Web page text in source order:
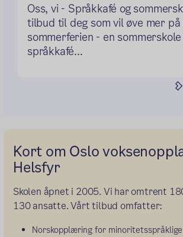
Oss, vi - Språkkafé og
tilbud til deg som vil øve mer
sommerferien - en
språkkafé...
Kort om Oslo
Helsfyr
Skolen åpnet i 2005. Vi har omtrent
130 ansatte. Vårt tilbud omfatter:
Norskopplæring for